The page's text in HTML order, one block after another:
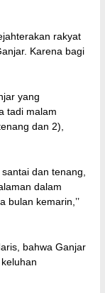
rakyat
Karena bagi
yang
tadi malam
dan 2),
dan tenang,
dalam
kemarin,’’
bahwa Ganjar